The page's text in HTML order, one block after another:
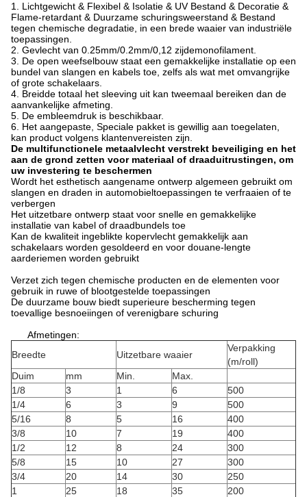
1. Lichtgewicht & Flexibel & Isolatie & UV Bestand & Decoratie &
Flame-retardant & Duurzame schuringsweerstand & Bestand
tegen chemische degradatie, in een brede waaier van industriële
toepassingen.
2. Gevlecht van 0.25mm/0.2mm/0,12 zijdemonofilament.
3. De open weefselbouw staat een gemakkelijke installatie op een
bundel van slangen en kabels toe, zelfs als wat met omvangrijke
of grote schakelaars.
4. Breidde totaal het sleeving uit kan tweemaal bereiken dan de
aanvankelijke afmeting.
5. De embleemdruk is beschikbaar.
6. Het aangepaste, Speciale pakket is gewillig aan toegelaten,
kan product volgens klantenvereisten zijn.
De multifunctionele metaalvlecht verstrekt beveiliging en het
aan de grond zetten voor materiaal of draaduitrustingen, om
uw investering te beschermen
Wordt het esthetisch aangename ontwerp algemeen gebruikt om
slangen en draden in automobieltoepassingen te verfraaien of te
verbergen
Het uitzetbare ontwerp staat voor snelle en gemakkelijke
installatie van kabel of draadbundels toe
Kan de kwaliteit ingeblikte kopervlecht gemakkelijk aan
schakelaars worden gesoldeerd en voor douane-lengte
aarderiemen worden gebruikt
Verzet zich tegen chemische producten en de elementen voor
gebruik in ruwe of blootgestelde toepassingen
De duurzame bouw biedt superieure bescherming tegen
toevallige besnoeiingen of verenigbare schuring
Afmetingen:
Breedte
Uitzetbare waaier
Verpakking
(m/roll)
Duim
mm Min.
Max.
1/8
3 1 6
500
1/4
6 3 9
500
5/16
8 5 16
400
3/8
10 7 19
400
1/2
12 8 24
300
5/8
15 10 27
300
3/4
20 14 30
250
1
25 18 35
200